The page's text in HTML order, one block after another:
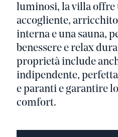
luminosi, la villa offre
accogliente,
interna e una sauna,
benessere e relax
proprietà include
indipendente,
e paranti e garantire
comfort.